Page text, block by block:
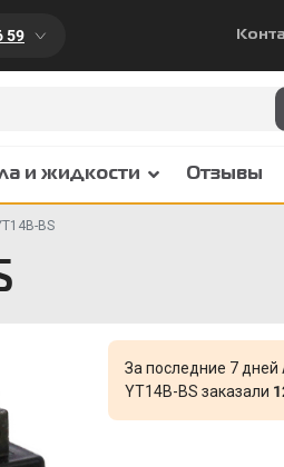
59
и жидкости Отзывы
BS
За последние 7 дней
YT14B-BS заказали